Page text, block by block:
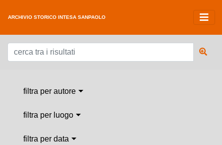
ARCHIVIO STORICO INTESA SANPAOLO
filtra per autore
filtra per luogo
filtra per data